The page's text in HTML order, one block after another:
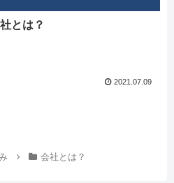
とは？
2021.07.09
会社とは？